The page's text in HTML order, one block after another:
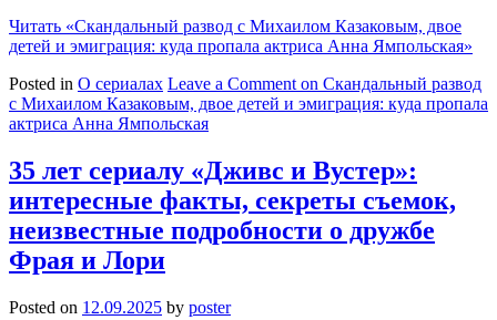
Читать «Скандальный развод с Михаилом Казаковым, двое
детей и эмиграция: куда пропала актриса Анна Ямпольская»
Posted in О сериалах Leave a Comment on Скандальный развод
с Михаилом Казаковым, двое детей и эмиграция: куда пропала
актриса Анна Ямпольская
35 лет сериалу «Дживс и Вустер»:
интересные факты, секреты съемок,
неизвестные подробности о дружбе
Фрая и Лори
Posted on 12.09.2025 by poster